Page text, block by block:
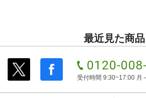
最近見た商品
受付時間 9:30~17:00 月